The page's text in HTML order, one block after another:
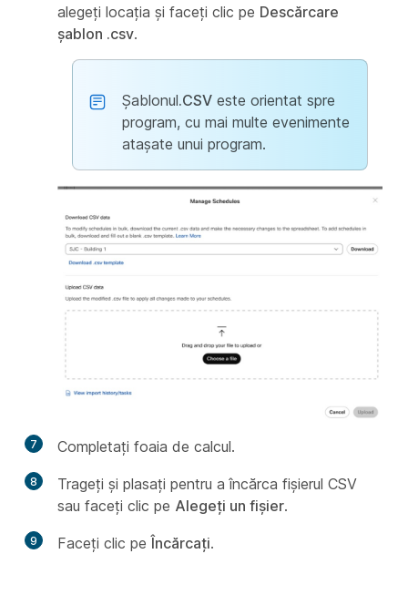
alegeți locația și faceți clic pe Descărcare
șablon .csv.
Șablonul.CSV este orientat spre
program, cu mai multe evenimente
atașate unui program.
7 Completați foaia de calcul.
8
Trageți și plasați pentru a încărca fișierul CSV
sau faceți clic pe Alegeți un fișier.
9 Faceți clic pe Încărcați.